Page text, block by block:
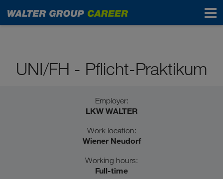
Students / Graduates
UNI/FH - Pflicht-Praktikum
Employer:
LKW WALTER
Work location:
Wiener Neudorf
Working hours:
Full-time